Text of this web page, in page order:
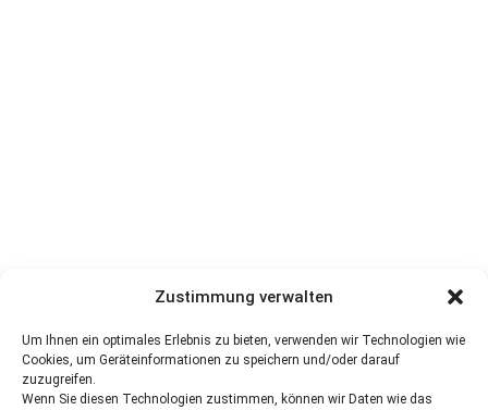
Zustimmung verwalten
Um Ihnen ein optimales Erlebnis zu bieten, verwenden wir Technologien wie
Cookies, um Geräteinformationen zu speichern und/oder darauf
zuzugreifen.
Wenn Sie diesen Technologien zustimmen, können wir Daten wie das